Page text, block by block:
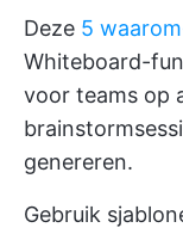
Deze 5
Whiteboard-
voor teams op
genereren.
Gebruik